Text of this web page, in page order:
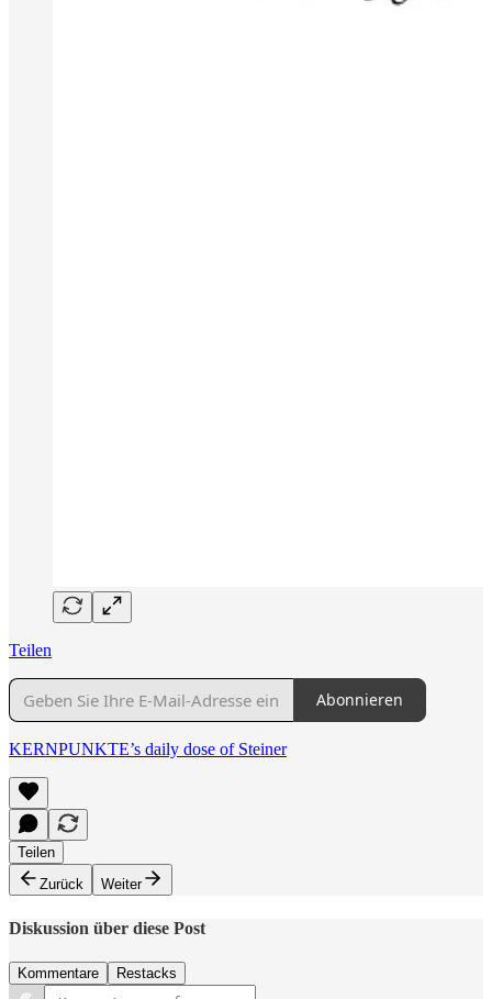
Teilen
Abonnieren
KERNPUNKTE’s daily dose of Steiner
Teilen
Zurück
Weiter
Diskussion über diese Post
Kommentare Restacks